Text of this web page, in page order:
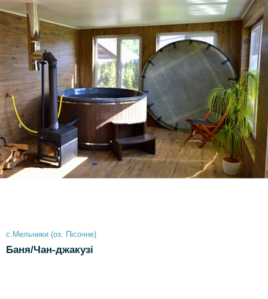
с.Мельники (оз. Пісочне)
Баня/Чан-джакузі